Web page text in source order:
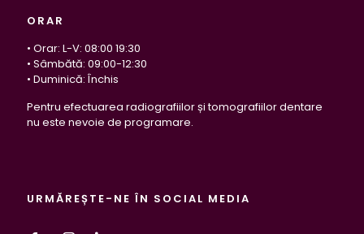
ORAR
• Orar: L-V: 08:00 19:30
• Sâmbătă: 09:00-12:30
• Duminică: Închis
Pentru efectuarea radiografiilor și tomografiilor dentare
nu este nevoie de programare.
URMĂREȘTE-NE ÎN SOCIAL MEDIA